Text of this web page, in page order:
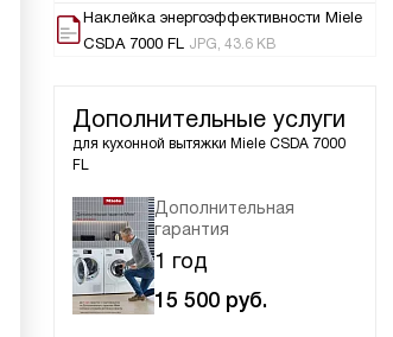
Наклейка энергоэффективности Miele
CSDA 7000 FL JPG, 43.6 KB
Дополнительные услуги
для кухонной вытяжки Miele CSDA 7000
FL
Дополнительная
гарантия
1 год
15 500 руб.